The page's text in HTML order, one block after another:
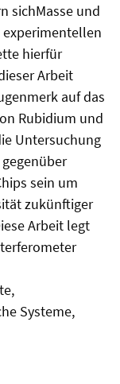
sichMasse und
experimentellen
hierfür
Arbeit
auf das
Rubidium und
Untersuchung
sein um
zukünftiger
Arbeit legt
Systeme,